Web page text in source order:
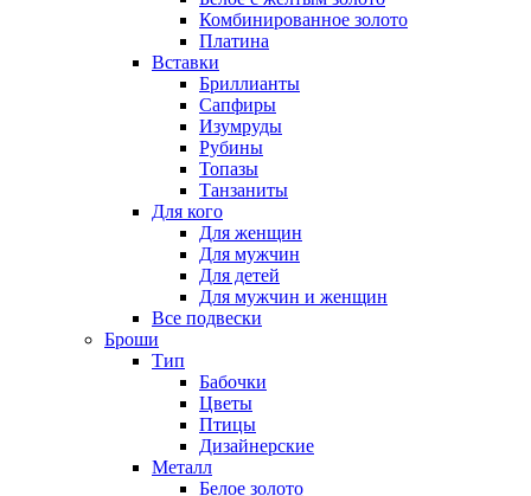
Комбинированное золото
Платина
Вставки
Бриллианты
Сапфиры
Изумруды
Рубины
Топазы
Танзаниты
Для кого
Для женщин
Для мужчин
Для детей
Для мужчин и женщин
Все подвески
Броши
Тип
Бабочки
Цветы
Птицы
Дизайнерские
Металл
Белое золото